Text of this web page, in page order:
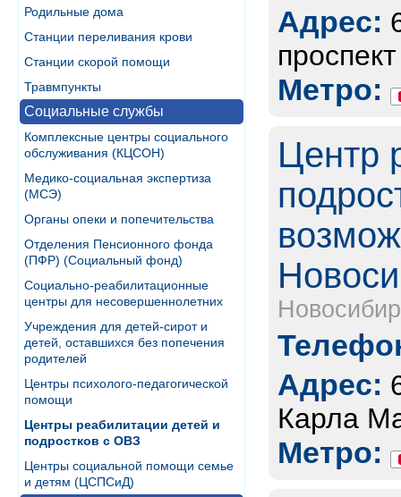
Родильные дома
Станции переливания крови
Станции скорой помощи
Травмпункты
Социальные службы
Комплексные центры социального
обслуживания (КЦСОН)
Медико-социальная экспертиза
(МСЭ)
Органы опеки и попечительства
Отделения Пенсионного фонда
(ПФР) (Социальный фонд)
Социально-реабилитационные
центры для несовершеннолетних
Учреждения для детей-сирот и
детей, оставшихся без попечения
родителей
Центры психолого-педагогической
помощи
Центры реабилитации детей и
подростков с ОВЗ
Центры социальной помощи семье
и детям (ЦСПСиД)
Адрес:
Метро:
Центр
Адрес:
Карла
Метро: